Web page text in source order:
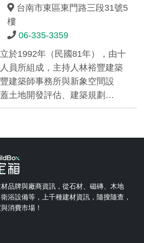
台南市東區東門路三段31號5
樓
06-335-3359
於1992年（民國81年），由十
員所組成，主持人林裕豐建築
建築師事務所與新象空間設
土地開發評估、建築規劃…
品牌與廠商資訊，從石材、磁磚、木地
浴設備等，上千種建材資訊，隨搜隨查，
消費市場！